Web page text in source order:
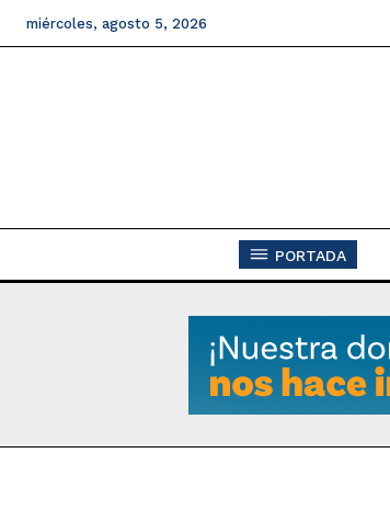
miércoles, agosto 5, 2026
PORTADA